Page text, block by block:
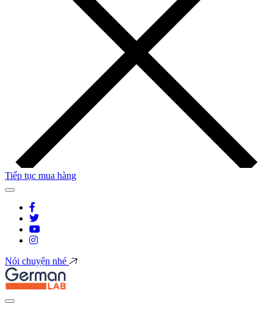
Tiếp tục mua hàng
Nói chuyện nhé